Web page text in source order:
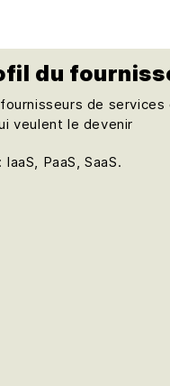
du
fournisseurs de services
veulent le devenir
: IaaS, PaaS, SaaS.